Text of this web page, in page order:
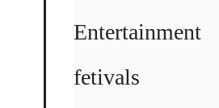
Entertainment
fetivals